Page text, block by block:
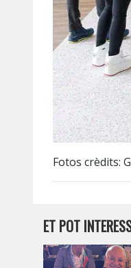
Fotos crèdits:
ET POT